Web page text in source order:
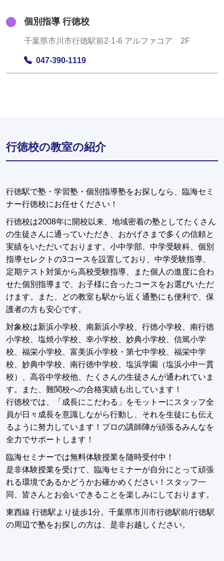
個別指導 行徳校
千葉県市川市行徳駅前2-1-6 アルファコア 2F
047-390-1119
行徳校の教室の紹介
行徳駅で塾・学習塾・個別指導塾をお探しなら、臨海セミ
ナー行徳校にお任せください！
行徳校は2008年に開校以来、地域密着の塾としてたくさん
の生徒さんに通っていただき、おかげさまで多くの信頼と
実績をいただいております。小中学部、中学受験科、個別
指導セレクトの3コースを設置しており、中学受験指導、
定期テスト対策から高校受験指導、また個人の進度に合わ
せた個別指導まで、お子様に合ったコースをお選びいただ
けます。また、どの教室も駅から近く通塾にも便利で、保
護者の方も安心です。
対象校は新浜小学校、南新浜小学校、行徳小学校、南行徳
小学校、塩焼小学校、幸小学校、妙典小学校、信篤小学
校、福栄小学校、富美浜小学校・第七中学校、福栄中学
校、妙典中学校、南行徳中学校、塩浜学園（塩浜小中一貫
校）、高谷中学校他、たくさんの生徒さんが通われていま
す。また、難関校への合格実績も出しています！
行徳校では、「成長にこだわる」をモットーにスタッフ全
員が日々成長を意識しながら行動し、それを生徒にも伝え
るように努力しています！プロの講師陣が頑張るみんなを
全力でサポートします！
臨海セミナーでは無料体験授業を随時受付中！
是非体験授業を受けて、臨海セミナーが自分にとって頑張
れる環境であるかどうかお確かめください！スタッフ一
同、皆さんとお会いできることを楽しみにしております。
東西線 行徳駅より徒歩1分。千葉県市川市行徳駅前/行徳駅
の周辺で塾をお探しの方は、是非お越しください。